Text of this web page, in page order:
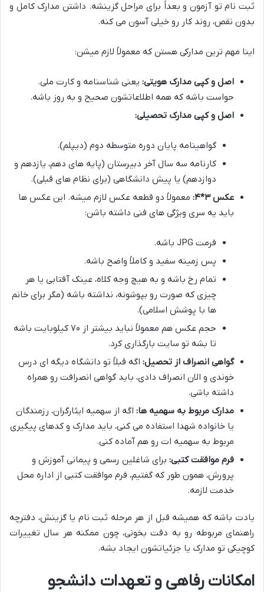
ثبت نام تو آزمون و بعداً برای مراحل گزینشه. داشتن مدارک کامل و
بدون نقص، روند کار رو خیلی آسون می کنه.
اینا مهم ترین مدارکی هستن که معمولاً لازم میشن:
اصل و کپی مدارک هویتی: یعنی شناسنامه و کارت ملی.
حواست باشه که همه اطلاعاتشون صحیح و به روز باشه.
اصل و کپی مدارک تحصیلی:
گواهینامه پایان دوره متوسطه دوم (دیپلم).
کارنامه سه سال آخر دبیرستان (پایه های دهم، یازدهم و
دوازدهم) یا پیش دانشگاهی (برای نظام های قبلی).
عکس ۳*۴:
معمولاً دو قطعه عکس لازم میشه. این عکس ها
باید یه سری ویژگی های فنی داشته باشن:
فرمت JPG باشه.
پس زمینه سفید و کاملاً واضح باشه.
تمام رخ باشه و به هیچ وجه کلاه، عینک آفتابی یا هر
چیزی که صورت رو بپوشونه، نداشته باشه (مگر برای خانم
ها با پوشش اسلامی).
حجم عکس هم معمولاً نباید بیشتر از ۷۰ کیلوبایت باشه
تا بشه تو سایت بارگذاری کرد.
گواهی انصراف از تحصیل: اگه قبلاً تو دانشگاه دیگه ای درس
خوندی و الان انصراف دادی، باید گواهی انصرافت رو همراه
داشته باشی.
مدارک مربوط به سهمیه ها: اگه از سهمیه ایثارگران، رزمندگان
یا خانواده شهدا استفاده می کنی، باید مدارک و کدهای پیگیری
مربوط به سهمیه ات رو هم آماده کنی.
فرم موافقت کتبی: برای شاغلین رسمی و پیمانی آموزش و
پرورش، همون طور که گفتیم، فرم موافقت کتبی از اداره محل
خدمت لازمه.
یادت باشه که همیشه قبل از هر مرحله ثبت نام یا گزینش، دفترچه
راهنمای مربوطه رو به دقت بخونی، چون ممکنه هر سال تغییرات
کوچیکی تو مدارک یا جزئیاتشون ایجاد بشه.
امکانات رفاهی و تعهدات دانشجو